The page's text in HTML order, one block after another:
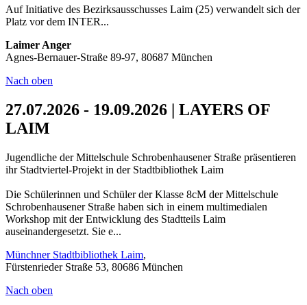
Auf Initiative des Bezirksausschusses Laim (25) verwandelt sich der
Platz vor dem INTER...
Laimer Anger
Agnes-Bernauer-Straße 89-97, 80687 München
Nach oben
27.07.2026 - 19.09.2026 | LAYERS OF
LAIM
Jugendliche der Mittelschule Schrobenhausener Straße präsentieren
ihr Stadtviertel-Projekt in der Stadtbibliothek Laim
Die Schülerinnen und Schüler der Klasse 8cM der Mittelschule
Schrobenhausener Straße haben sich in einem multimedialen
Workshop mit der Entwicklung des Stadtteils Laim
auseinandergesetzt. Sie e...
Münchner Stadtbibliothek Laim,
Fürstenrieder Straße 53, 80686 München
Nach oben